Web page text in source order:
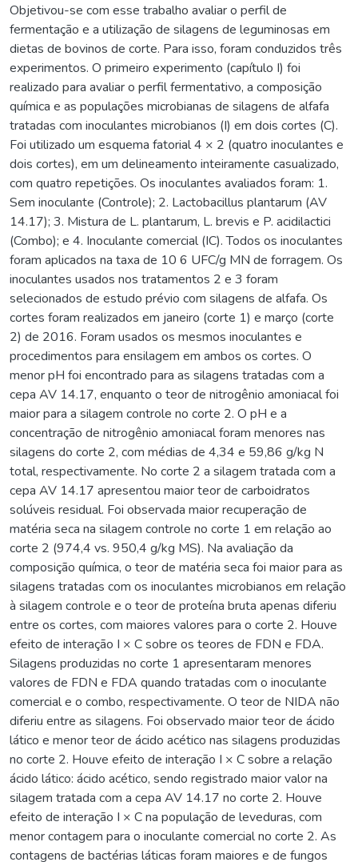
Objetivou-se com esse trabalho avaliar o perfil de
fermentação e a utilização de silagens de leguminosas em
dietas de bovinos de corte. Para isso, foram conduzidos três
experimentos. O primeiro experimento (capítulo I) foi
realizado para avaliar o perfil fermentativo, a composição
química e as populações microbianas de silagens de alfafa
tratadas com inoculantes microbianos (I) em dois cortes (C).
Foi utilizado um esquema fatorial 4 × 2 (quatro inoculantes e
dois cortes), em um delineamento inteiramente casualizado,
com quatro repetições. Os inoculantes avaliados foram: 1.
Sem inoculante (Controle); 2. Lactobacillus plantarum (AV
14.17); 3. Mistura de L. plantarum, L. brevis e P. acidilactici
(Combo); e 4. Inoculante comercial (IC). Todos os inoculantes
foram aplicados na taxa de 10 6 UFC/g MN de forragem. Os
inoculantes usados nos tratamentos 2 e 3 foram
selecionados de estudo prévio com silagens de alfafa. Os
cortes foram realizados em janeiro (corte 1) e março (corte
2) de 2016. Foram usados os mesmos inoculantes e
procedimentos para ensilagem em ambos os cortes. O
menor pH foi encontrado para as silagens tratadas com a
cepa AV 14.17, enquanto o teor de nitrogênio amoniacal foi
maior para a silagem controle no corte 2. O pH e a
concentração de nitrogênio amoniacal foram menores nas
silagens do corte 2, com médias de 4,34 e 59,86 g/kg N
total, respectivamente. No corte 2 a silagem tratada com a
cepa AV 14.17 apresentou maior teor de carboidratos
solúveis residual. Foi observada maior recuperação de
matéria seca na silagem controle no corte 1 em relação ao
corte 2 (974,4 vs. 950,4 g/kg MS). Na avaliação da
composição química, o teor de matéria seca foi maior para as
silagens tratadas com os inoculantes microbianos em relação
à silagem controle e o teor de proteína bruta apenas diferiu
entre os cortes, com maiores valores para o corte 2. Houve
efeito de interação I × C sobre os teores de FDN e FDA.
Silagens produzidas no corte 1 apresentaram menores
valores de FDN e FDA quando tratadas com o inoculante
comercial e o combo, respectivamente. O teor de NIDA não
diferiu entre as silagens. Foi observado maior teor de ácido
lático e menor teor de ácido acético nas silagens produzidas
no corte 2. Houve efeito de interação I × C sobre a relação
ácido lático: ácido acético, sendo registrado maior valor na
silagem tratada com a cepa AV 14.17 no corte 2. Houve
efeito de interação I × C na população de leveduras, com
menor contagem para o inoculante comercial no corte 2. As
contagens de bactérias láticas foram maiores e de fungos